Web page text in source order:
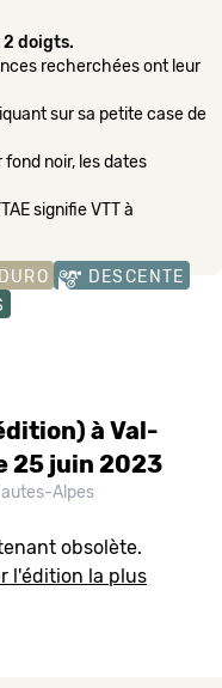
2 doigts.
recherchées ont leur
sur sa petite case de
noir, les dates
signifie VTT à
DESCENTE
à Val-
25 juin 2023
Alpes
obsolète.
l'édition la plus